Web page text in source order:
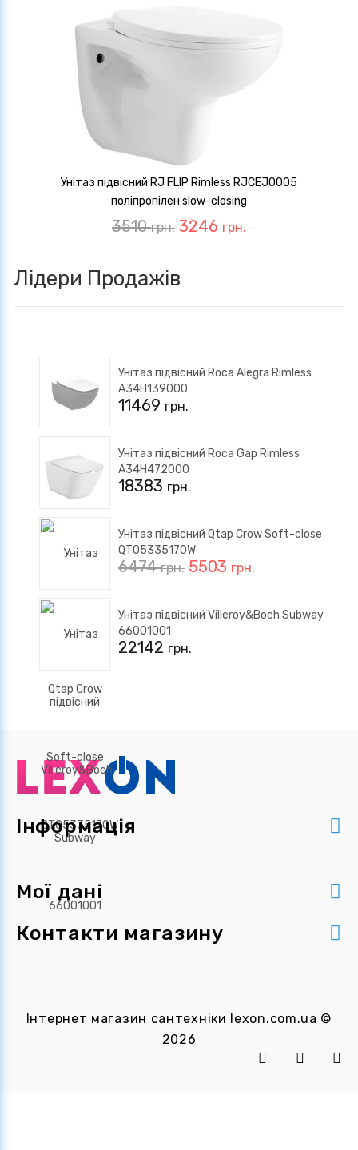
Унітаз підвісний RJ FLIP Rimless RJCEJ0005
поліпропілен slow-closing
3510грн. 3246 грн.
Лідери Продажів
Унітаз підвісний Roca Alegra Rimless
A34H139000
11469 грн.
Унітаз підвісний Roca Gap Rimless
A34H472000
18383 грн.
Унітаз підвісний Qtap Crow Soft-close
QT05335170W
6474грн. 5503 грн.
Унітаз підвісний Villeroy&Boch Subway
66001001
22142 грн.
Інформація
Мої дані
Контакти магазину
Інтернет магазин сантехніки lexon.com.ua ©
2026